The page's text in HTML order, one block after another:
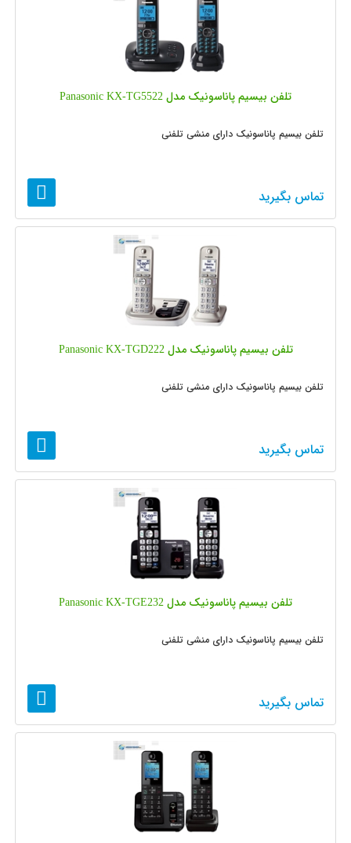
تلفن بیسیم پاناسونیک مدل Panasonic KX-TG5522
تلفن بیسیم پاناسونیک دارای منشی تلفنی
تماس بگیرید
تلفن بیسیم پاناسونیک مدل Panasonic KX-TGD222
تلفن بیسیم پاناسونیک دارای منشی تلفنی
تماس بگیرید
تلفن بیسیم پاناسونیک مدل Panasonic KX-TGE232
تلفن بیسیم پاناسونیک دارای منشی تلفنی
تماس بگیرید